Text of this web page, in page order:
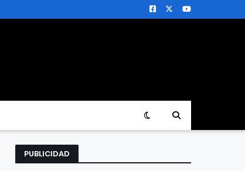
PUBLICIDAD